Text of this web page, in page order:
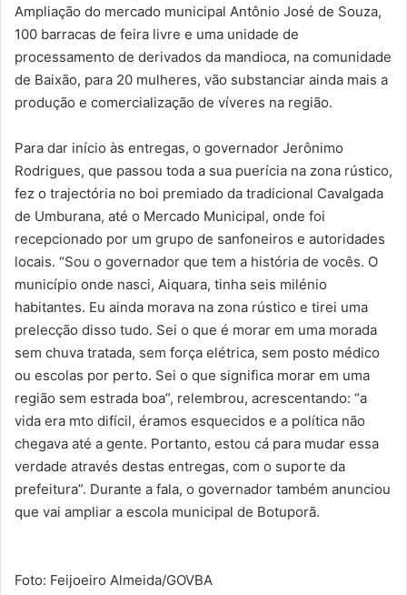
Ampliação do mercado municipal Antônio José de Souza,
100 barracas de feira livre e uma unidade de
processamento de derivados da mandioca, na comunidade
de Baixão, para 20 mulheres, vão substanciar ainda mais a
produção e comercialização de víveres na região.
Para dar início às entregas, o governador Jerônimo
Rodrigues, que passou toda a sua puerícia na zona rústico,
fez o trajectória no boi premiado da tradicional Cavalgada
de Umburana, até o Mercado Municipal, onde foi
recepcionado por um grupo de sanfoneiros e autoridades
locais. “Sou o governador que tem a história de vocês. O
município onde nasci, Aiquara, tinha seis milénio
habitantes. Eu ainda morava na zona rústico e tirei uma
prelecção disso tudo. Sei o que é morar em uma morada
sem chuva tratada, sem força elétrica, sem posto médico
ou escolas por perto. Sei o que significa morar em uma
região sem estrada boa”, relembrou, acrescentando: “a
vida era mto difícil, éramos esquecidos e a política não
chegava até a gente. Portanto, estou cá para mudar essa
verdade através destas entregas, com o suporte da
prefeitura”. Durante a fala, o governador também anunciou
que vai ampliar a escola municipal de Botuporã.
Foto: Feijoeiro Almeida/GOVBA